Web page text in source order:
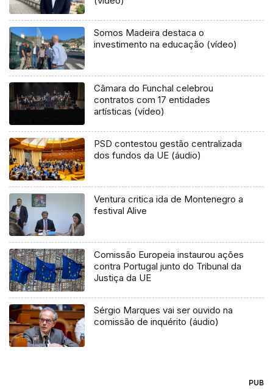
Somos Madeira destaca o
investimento na educação (vídeo)
Câmara do Funchal celebrou
contratos com 17 entidades
artísticas (vídeo)
PSD contestou gestão centralizada
dos fundos da UE (áudio)
Ventura critica ida de Montenegro a
festival Alive
Comissão Europeia instaurou ações
contra Portugal junto do Tribunal da
Justiça da UE
Sérgio Marques vai ser ouvido na
comissão de inquérito (áudio)
PUB